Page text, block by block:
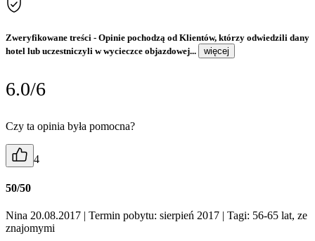
Zweryfikowane treści - Opinie pochodzą od Klientów, którzy odwiedzili dany
hotel lub uczestniczyli w wycieczce objazdowej...
więcej
6.0/6
Czy ta opinia była pomocna?
4
50/50
Nina 20.08.2017 | Termin pobytu: sierpień 2017 | Tagi: 56-65 lat, ze
znajomymi